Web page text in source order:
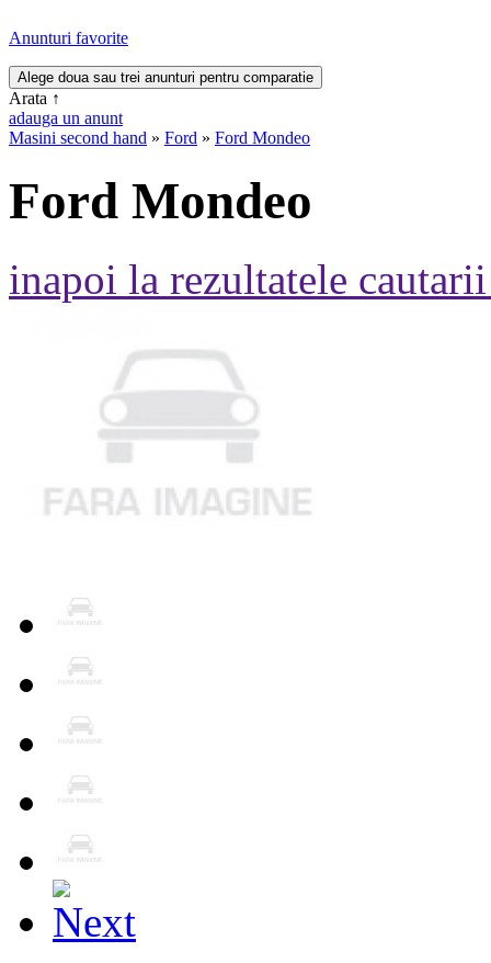
Anunturi favorite
Arata ↑
adauga un anunt
Masini second hand » Ford » Ford Mondeo
Ford Mondeo
inapoi la rezultatele